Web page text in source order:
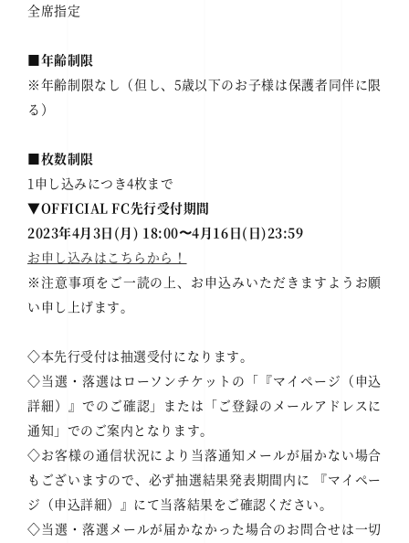
全席指定
■年齢制限
※年齢制限なし（但し、5歳以下のお子様は保護者同伴に限
る）
■枚数制限
1申し込みにつき4枚まで
▼OFFICIAL FC先行受付期間
2023年4月3日(月) 18:00〜4月16日(日)23:59
お申し込みはこちらから！
※注意事項をご一読の上、お申込みいただきますようお願
い申し上げます。
◇本先行受付は抽選受付になります。
◇当選・落選はローソンチケットの「『マイページ（申込
詳細）』でのご確認」または「ご登録のメールアドレスに
通知」でのご案内となります。
◇お客様の通信状況により当落通知メールが届かない場合
もございますので、必ず抽選結果発表期間内に 『マイペー
ジ（申込詳細）』にて当落結果をご確認ください。
◇当選・落選メールが届かなかった場合のお問合せは一切